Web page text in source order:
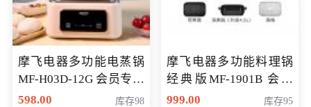
摩飞电器多功能电蒸锅
MF-H03D-12G 会员专享
价398元
598.00 库存98
摩飞电器多功能料理锅
经典版MF-1901B 会员
专享价399元
999.00 库存95